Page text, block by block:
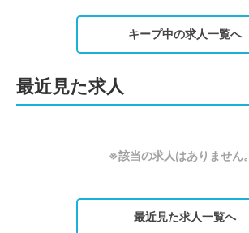
キープ中の求人一覧へ
最近見た求人
※該当の求人はありません。
最近見た求人一覧へ